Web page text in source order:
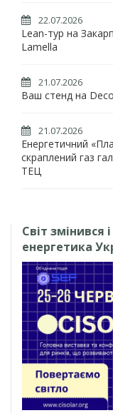
22.07.2026
Lean-тур на
Lamella
21.07.2026
Ваш стенд на
21.07.2026
Енергетичний
скраплений газ
ТЕЦ
Світ змінився
енергетика